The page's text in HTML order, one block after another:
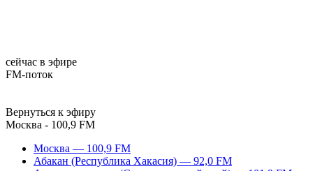
сейчас в эфире
FM-поток
Вернуться к эфиру
Москва - 100,9 FM
Москва — 100,9 FM
Абакан (Республика Хакасия) — 92,0 FM